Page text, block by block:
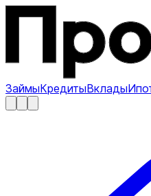
ЗаймыКредитыВклады